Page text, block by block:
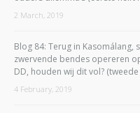
2 March, 2019
Blog 84: Terug in Kasomálang,
zwervende bendes opereren
DD, houden wij dit vol?
4 February, 2019